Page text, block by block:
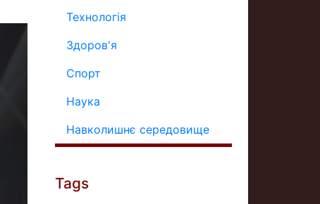
Технологія
Здоров'я
Спорт
Наука
Навколишнє середовище
Tags